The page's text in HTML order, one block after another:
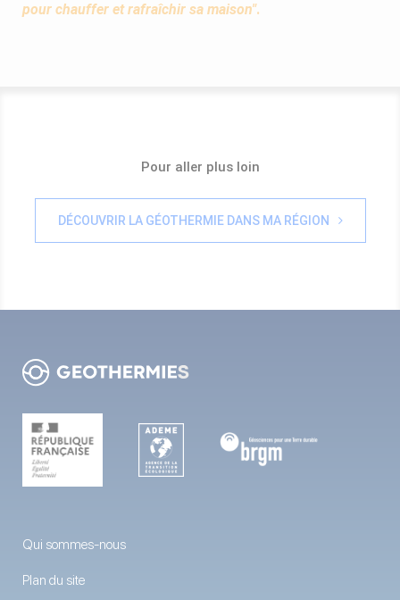
pour chauffer et rafraîchir sa maison".
Pour aller plus loin
DÉCOUVRIR LA GÉOTHERMIE DANS MA RÉGION
Qui sommes-nous
Plan du site